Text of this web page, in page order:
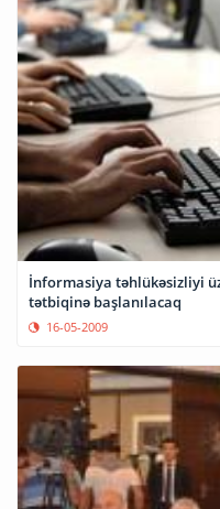
İnformasiya təhlükəsizliyi
tətbiqinə başlanılacaq
16-05-2009